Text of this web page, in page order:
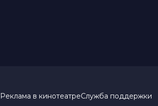
Реклама в кинотеатреСлужба поддержки